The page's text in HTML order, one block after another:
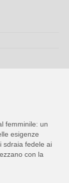
femminile: un
esigenze
sdraia fedele ai
con la